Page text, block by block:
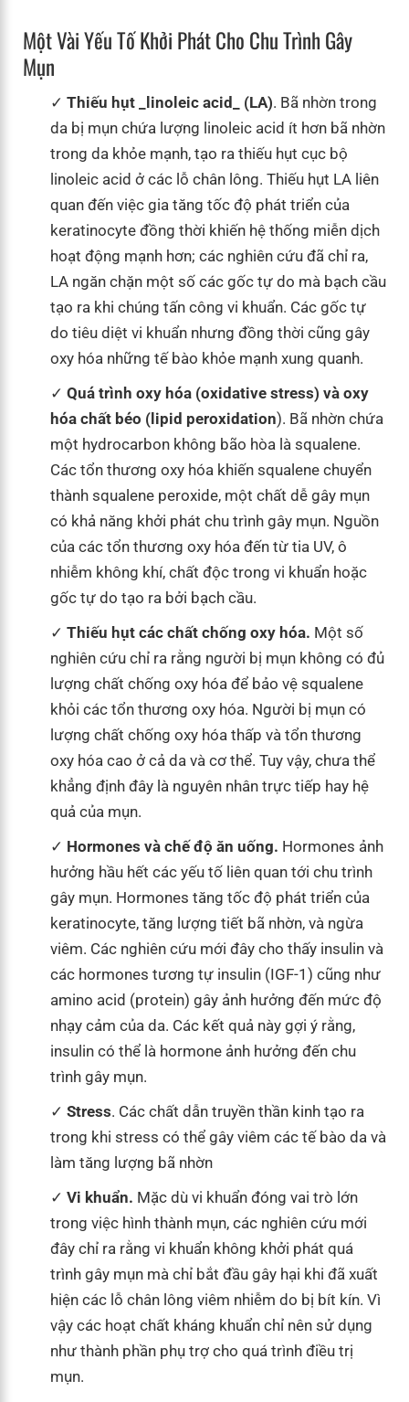
Một Vài Yếu Tố Khởi Phát Cho Chu Trình Gây
Mụn
Thiếu hụt _linoleic acid_ (LA). Bã nhờn trong
da bị mụn chứa lượng linoleic acid ít hơn bã nhờn
trong da khỏe mạnh, tạo ra thiếu hụt cục bộ
linoleic acid ở các lỗ chân lông. Thiếu hụt LA liên
quan đến việc gia tăng tốc độ phát triển của
keratinocyte đồng thời khiến hệ thống miễn dịch
hoạt động mạnh hơn; các nghiên cứu đã chỉ ra,
LA ngăn chặn một số các gốc tự do mà bạch cầu
tạo ra khi chúng tấn công vi khuẩn. Các gốc tự
do tiêu diệt vi khuẩn nhưng đồng thời cũng gây
oxy hóa những tế bào khỏe mạnh xung quanh.
Quá trình oxy hóa (oxidative stress) và oxy
hóa chất béo (lipid peroxidation). Bã nhờn chứa
một hydrocarbon không bão hòa là squalene.
Các tổn thương oxy hóa khiến squalene chuyển
thành squalene peroxide, một chất dễ gây mụn
có khả năng khởi phát chu trình gây mụn. Nguồn
của các tổn thương oxy hóa đến từ tia UV, ô
nhiễm không khí, chất độc trong vi khuẩn hoặc
gốc tự do tạo ra bởi bạch cầu.
Thiếu hụt các chất chống oxy hóa. Một số
nghiên cứu chỉ ra rằng người bị mụn không có đủ
lượng chất chống oxy hóa để bảo vệ squalene
khỏi các tổn thương oxy hóa. Người bị mụn có
lượng chất chống oxy hóa thấp và tổn thương
oxy hóa cao ở cả da và cơ thể. Tuy vậy, chưa thể
khẳng định đây là nguyên nhân trực tiếp hay hệ
quả của mụn.
Hormones và chế độ ăn uống. Hormones ảnh
hưởng hầu hết các yếu tố liên quan tới chu trình
gây mụn. Hormones tăng tốc độ phát triển của
keratinocyte, tăng lượng tiết bã nhờn, và ngừa
viêm. Các nghiên cứu mới đây cho thấy insulin và
các hormones tương tự insulin (IGF-1) cũng như
amino acid (protein) gây ảnh hưởng đến mức độ
nhạy cảm của da. Các kết quả này gợi ý rằng,
insulin có thể là hormone ảnh hưởng đến chu
trình gây mụn.
Stress. Các chất dẫn truyền thần kinh tạo ra
trong khi stress có thể gây viêm các tế bào da và
làm tăng lượng bã nhờn
Vi khuẩn. Mặc dù vi khuẩn đóng vai trò lớn
trong việc hình thành mụn, các nghiên cứu mới
đây chỉ ra rằng vi khuẩn không khởi phát quá
trình gây mụn mà chỉ bắt đầu gây hại khi đã xuất
hiện các lỗ chân lông viêm nhiễm do bị bít kín. Vì
vậy các hoạt chất kháng khuẩn chỉ nên sử dụng
như thành phần phụ trợ cho quá trình điều trị
mụn.